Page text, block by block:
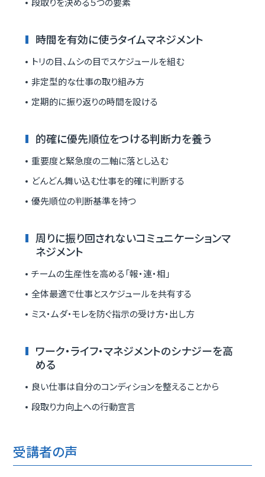
時間を有効に使うタイムマネジメント
トリの目、ムシの目でスケジュールを組む
非定型的な仕事の取り組み方
定期的に振り返りの時間を設ける
的確に優先順位をつける判断力を養う
重要度と緊急度の二軸に落とし込む
どんどん舞い込む仕事を的確に判断する
優先順位の判断基準を持つ
周りに振り回されないコミュニケーションマ
ネジメント
チームの生産性を高める「報・連・相」
全体最適で仕事とスケジュールを共有する
ミス・ムダ・モレを防ぐ指示の受け方・出し方
ワーク・ライフ・マネジメントのシナジーを高
める
良い仕事は自分のコンディションを整えることから
段取り力向上への行動宣言
受講者の声